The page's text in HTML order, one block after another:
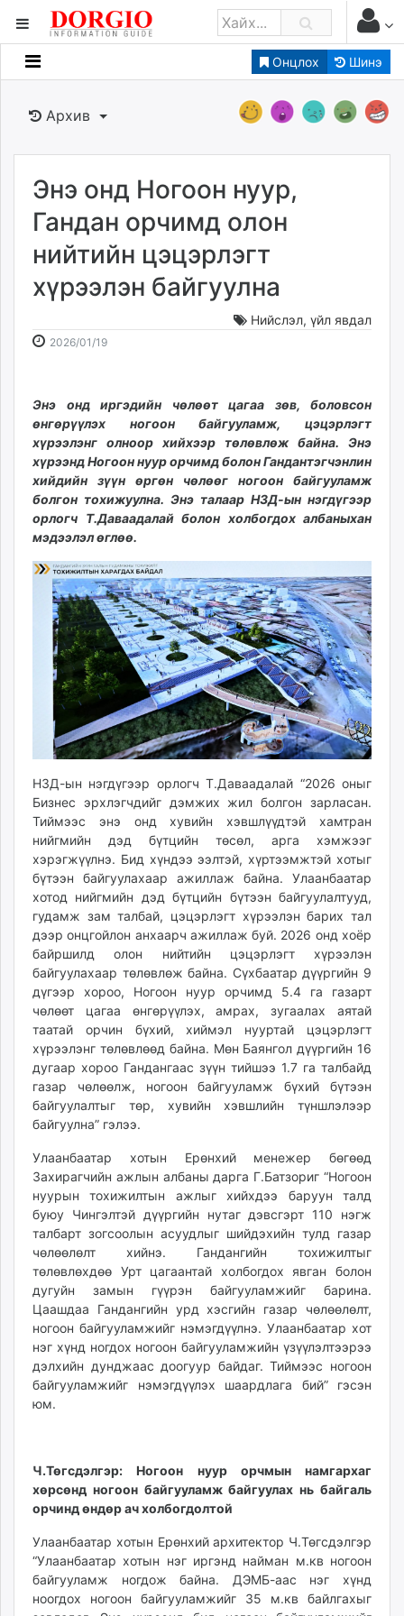
Онцлох Шинэ
Мэдээллийн
Банк санхүү
Бизнес ААН
Төрийн
dorgio.mn
Gogo.mn
caak.mn
news.mn
zindaa.mn
ikon.mn
mnb.mn
Livetv.mn
Eguur.mn
24tsag.mn
shuud.mn
ergelt.mn
zarig.mn
today.mn
zuv.mn
mminfo.mn
ugluu.mn
urlag.mn
unen.mn
asu.mn
shudarga.mn
shuurhai.mn
unuudur.mn
isee.mn
mglradio.com
fact.mn
itoim.mn
tumen.mn
shuum.mn
times.mn
tvmongolia.mn
mass.mn
unegui.mn
assa.mn
toim.mn
tac.mn
unread.today
Архив
Энэ онд Ногоон нуур,
Гандан орчимд олон
нийтийн цэцэрлэгт
хүрээлэн байгуулна
Нийслэл, үйл явдал
2026/01/192026-
17:40:58
2026-
09:07:50
Энэ онд иргэдийн чөлөөт цагаа зөв, боловсон
өнгөрүүлэх ногоон байгууламж, цэцэрлэгт
хүрээлэнг олноор хийхээр төлөвлөж байна. Энэ
хүрээнд Ногоон нуур орчимд болон Гандантэгчэнлин
хийдийн зүүн өргөн чөлөөг ногоон байгууламж
болгон тохижуулна. Энэ талаар НЗД-ын нэгдүгээр
орлогч Т.Даваадалай болон холбогдох албаныхан
мэдээлэл өглөө.
НЗД-ын нэгдүгээр орлогч Т.Даваадалай “2026 оныг
Бизнес эрхлэгчдийг дэмжих жил болгон зарласан.
Тиймээс энэ онд хувийн хэвшлүүдтэй хамтран
нийгмийн дэд бүтцийн төсөл, арга хэмжээг
хэрэгжүүлнэ. Бид хүндээ ээлтэй, хүртээмжтэй хотыг
бүтээн байгуулахаар ажиллаж байна. Улаанбаатар
хотод нийгмийн дэд бүтцийн бүтээн байгуулалтууд,
гудамж зам талбай, цэцэрлэгт хүрээлэн барих тал
дээр онцгойлон анхаарч ажиллаж буй. 2026 онд хоёр
байршилд олон нийтийн цэцэрлэгт хүрээлэн
байгуулахаар төлөвлөж байна. Сүхбаатар дүүргийн 9
дүгээр хороо, Ногоон нуур орчимд 5.4 га газарт
чөлөөт цагаа өнгөрүүлэх, амрах, зугаалах аятай
таатай орчин бүхий, хиймэл нууртай цэцэрлэгт
хүрээлэнг төлөвлөөд байна. Мөн Баянгол дүүргийн 16
дугаар хороо Гандангаас зүүн тийшээ 1.7 га талбайд
газар чөлөөлж, ногоон байгууламж бүхий бүтээн
байгуулалтыг төр, хувийн хэвшлийн түншлэлээр
байгуулна” гэлээ.
Улаанбаатар хотын Ерөнхий менежер бөгөөд
Захирагчийн ажлын албаны дарга Г.Батзориг “Ногоон
нуурын тохижилтын ажлыг хийхдээ баруун талд
буюу Чингэлтэй дүүргийн нутаг дэвсгэрт 110 нэгж
талбарт зогсоолын асуудлыг шийдэхийн тулд газар
чөлөөлөлт хийнэ. Гандангийн тохижилтыг
төлөвлөхдөө Урт цагаантай холбогдох явган болон
дугуйн замын гүүрэн байгууламжийг барина.
Цаашдаа Гандангийн урд хэсгийн газар чөлөөлөлт,
ногоон байгууламжийг нэмэгдүүлнэ. Улаанбаатар хот
нэг хүнд ногдох ногоон байгууламжийн үзүүлэлтээрээ
дэлхийн дунджаас доогуур байдаг. Тиймээс ногоон
байгууламжийг нэмэгдүүлэх шаардлага бий” гэсэн
юм.
Ч.Төгсдэлгэр: Ногоон нуур орчмын намгархаг
хөрсөнд ногоон байгууламж байгуулах нь байгаль
орчинд өндөр ач холбогдолтой
Улаанбаатар хотын Ерөнхий архитектор Ч.Төгсдэлгэр
“Улаанбаатар хотын нэг иргэнд найман м.кв ногоон
байгууламж ногдож байна. ДЭМБ-аас нэг хүнд
ноогдох ногоон байгууламжийг 35 м.кв байлгахыг